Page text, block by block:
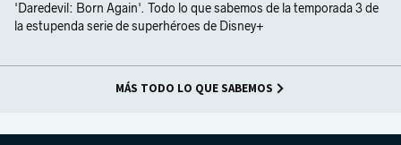
'Daredevil: Born Again'. Todo lo que sabemos de la temporada 3 de
la estupenda serie de superhéroes de Disney+
MÁS TODO LO QUE SABEMOS